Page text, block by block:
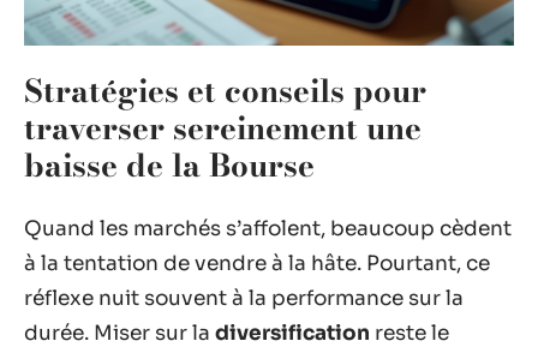
Stratégies et conseils pour
traverser sereinement une
baisse de la Bourse
Quand les marchés s’affolent, beaucoup cèdent
à la tentation de vendre à la hâte. Pourtant, ce
réflexe nuit souvent à la performance sur la
durée. Miser sur la diversification reste le